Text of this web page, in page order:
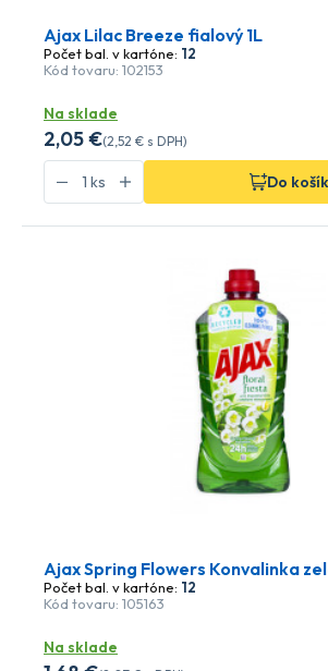
Ajax Lilac Breeze fialový 1L
Počet bal. v kartóne: 12
Kód tovaru: 102153
Na sklade
2,05 €(2,52 € s DPH)
Do
Ajax Spring Flowers Konvalinka
Počet bal. v kartóne: 12
Kód tovaru: 105163
Na sklade